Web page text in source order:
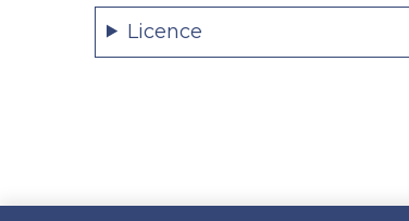
Licence